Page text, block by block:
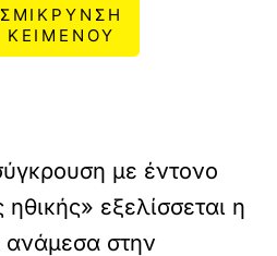
ΣΜΙΚΡΥΝΣΗ
ΚΕΙΜΕΝΟΥ
με έντονο
εξελίσσεται η
ανάμεσα στην